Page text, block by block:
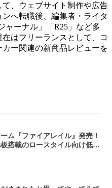
、ウェブサイト制作や広告
へ転職後、編集者・ライタ
ャーナル」「R25」など多
はフリーランスとして、コ
ー関連の新商品レビューを
ム『ファイアレイル』発売！
搭載のロースタイル向け低型